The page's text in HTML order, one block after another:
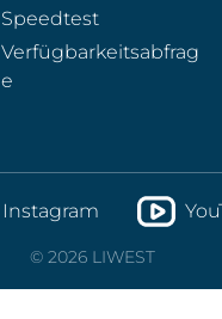
Speedtest
Verfügbarkeitsabfrag
e
Instagram
© 2026 LIWEST